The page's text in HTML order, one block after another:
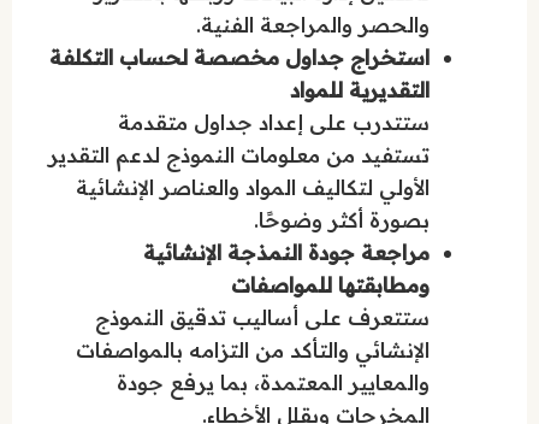
والحصر والمراجعة الفنية.
استخراج جداول مخصصة لحساب التكلفة
التقديرية للمواد
ستتدرب على إعداد جداول متقدمة
تستفيد من معلومات النموذج لدعم التقدير
الأولي لتكاليف المواد والعناصر الإنشائية
بصورة أكثر وضوحًا.
مراجعة جودة النمذجة الإنشائية
ومطابقتها للمواصفات
ستتعرف على أساليب تدقيق النموذج
الإنشائي والتأكد من التزامه بالمواصفات
والمعايير المعتمدة، بما يرفع جودة
المخرجات ويقلل الأخطاء.